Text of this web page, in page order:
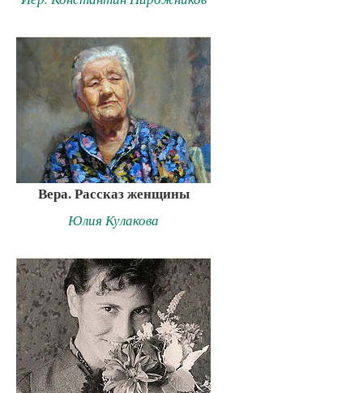
Вера. Рассказ женщины
Юлия Кулакова